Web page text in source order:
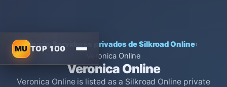
MU TOP 100
Início ›Servidores privados de Silkroad Online›
Veronica Online
Veronica Online
Veronica Online is listed as a Silkroad Online private